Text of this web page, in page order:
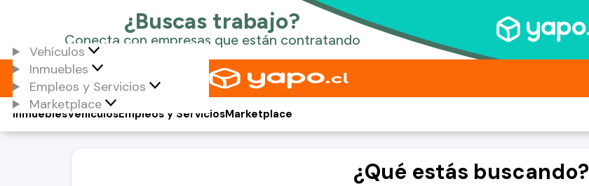
Vehículos
Inmuebles
Empleos y Servicios
Marketplace
Vehículos
Inmuebles Empleos y ServiciosMarketplace
¿Qué estás buscando?